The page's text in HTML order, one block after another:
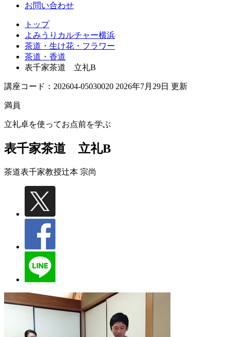
お問い合わせ
トップ
よみうりカルチャー横浜
茶道・生け花・フラワー
茶道・香道
表千家茶道 立礼B
講座コード：202604-05030020 2026年7月29日 更新
満員
立礼卓を使ってお点前を学ぶ
表千家茶道 立礼B
茶道表千家教授辻本 宗尚